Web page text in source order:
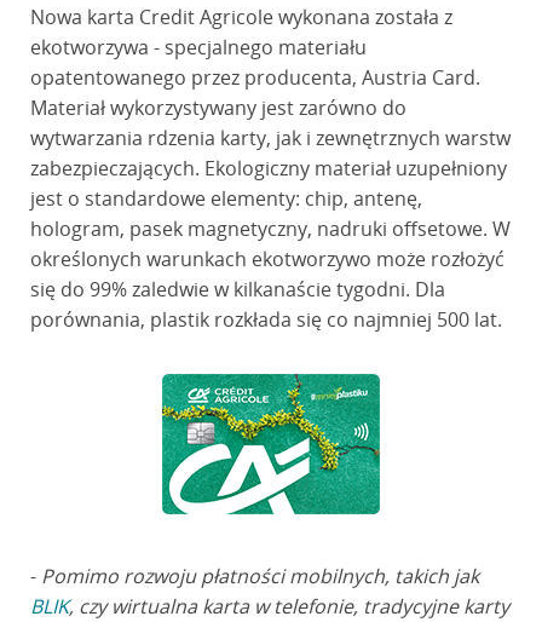
Nowa karta Credit Agricole wykonana została z
ekotworzywa - specjalnego materiału
opatentowanego przez producenta, Austria Card.
Materiał wykorzystywany jest zarówno do
wytwarzania rdzenia karty, jak i zewnętrznych warstw
zabezpieczających. Ekologiczny materiał uzupełniony
jest o standardowe elementy: chip, antenę,
hologram, pasek magnetyczny, nadruki offsetowe. W
określonych warunkach ekotworzywo może rozłożyć
się do 99% zaledwie w kilkanaście tygodni. Dla
porównania, plastik rozkłada się co najmniej 500 lat.
- Pomimo rozwoju płatności mobilnych, takich jak
BLIK, czy wirtualna karta w telefonie, tradycyjne karty